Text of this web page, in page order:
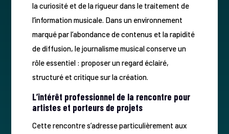
la curiosité et de la rigueur dans le traitement de
l’information musicale. Dans un environnement
marqué par l’abondance de contenus et la rapidité
de diffusion, le journalisme musical conserve un
rôle essentiel : proposer un regard éclairé,
structuré et critique sur la création.
L’intérêt professionnel de la rencontre pour
artistes et porteurs de projets
Cette rencontre s’adresse particulièrement aux